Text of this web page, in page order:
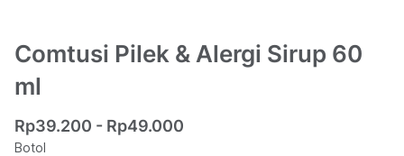
Comtusi Pilek & Alergi Sirup 60
ml
Rp39.200 - Rp49.000
Botol